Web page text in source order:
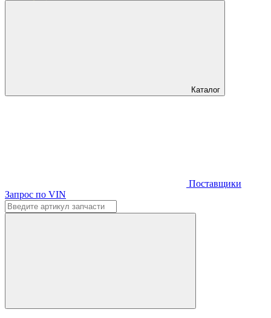
Каталог
Поставщики
Запрос по VIN